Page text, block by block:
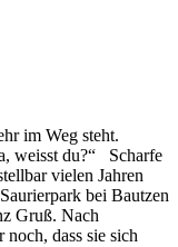
im Weg steht.
weisst du?“ Scharfe
vielen Jahren
bei Bautzen
Gruß. Nach
dass sie sich